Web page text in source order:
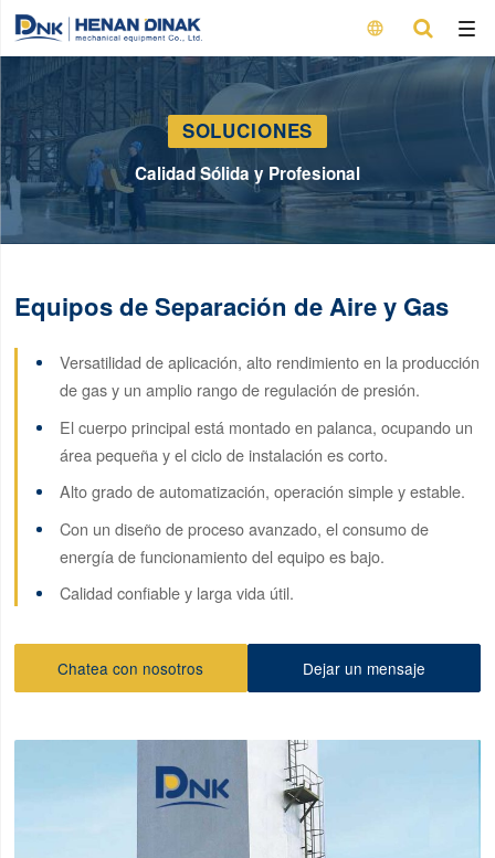

SOLUCIONES
Calidad Sólida y Profesional
Equipos de Separación de Aire y Gas
Versatilidad de aplicación, alto rendimiento en la producción
de gas y un amplio rango de regulación de presión.
El cuerpo principal está montado en palanca, ocupando un
área pequeña y el ciclo de instalación es corto.
Alto grado de automatización, operación simple y estable.
Con un diseño de proceso avanzado, el consumo de
energía de funcionamiento del equipo es bajo.
Calidad confiable y larga vida útil.
Chatea con nosotros Dejar un mensaje